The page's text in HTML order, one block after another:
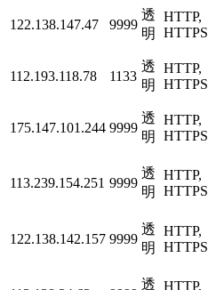
122.138.147.47 9999
透
明
HTTP,
HTTPS
112.193.118.78 1133
透
明
HTTP,
HTTPS
175.147.101.244 9999
透
明
HTTP,
HTTPS
113.239.154.251 9999
透
明
HTTP,
HTTPS
122.138.142.157 9999
透
明
HTTP,
HTTPS
透 HTTP,